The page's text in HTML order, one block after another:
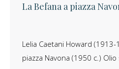
La Befana a piazza
Lelia Caetani Howard
piazza Navona (1950 c.)